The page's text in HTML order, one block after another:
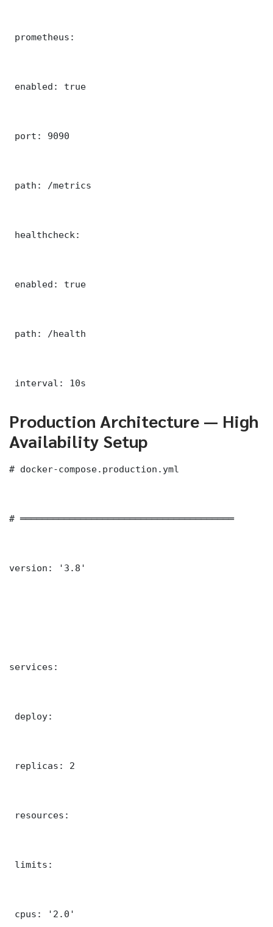
prometheus:
enabled: true
port: 9090
path: /metrics
healthcheck:
enabled: true
path: /health
interval: 10s
Production Architecture — High
Availability Setup
# docker-compose.production.yml
# ═══════════════════════════════════════
version: '3.8'
services:
deploy:
replicas: 2
resources:
limits:
cpus: '2.0'